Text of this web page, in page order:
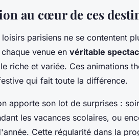
au cœur de ces
parisiens ne se contentent
venue en véritable
riche et variée. Ces animations
qui fait toute la différence.
apporte son lot de surprises :
les vacances scolaires, ou
Cette régularité dans la